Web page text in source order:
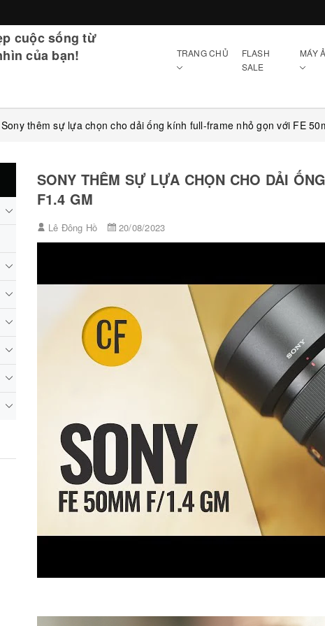
cuộc sống từ
của bạn!
TRANG CHỦ
FLASH
SALE
MÁY
Sony thêm sự lựa chọn cho dải ống kính full-frame nhỏ gọn với FE
SONY THÊM SỰ LỰA CHỌN CHO DẢI
F1.4 GM
Lê Đông Hồ 20/08/2023